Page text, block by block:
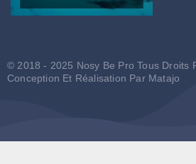
© 2018 - 2025 Nosy Be Pro Tous Droits
Conception Et Réalisation Par Matajo